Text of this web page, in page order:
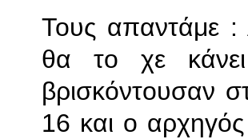
Τους απαντάμε
θα το χε κάνει
βρισκόντουσαν
16 και ο